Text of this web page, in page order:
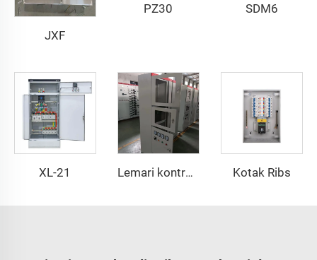
JXF
PZ30 SDM6
XL-21 Lemari kontrol/panel Kotak Ribs